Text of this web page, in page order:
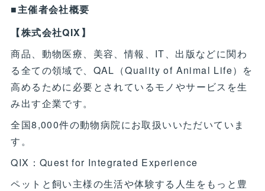
■主催者会社概要
【株式会社QIX】
商品、動物医療、美容、情報、IT、出版などに関わ
る全ての領域で、QAL（Quality of Animal Life）を
高めるために必要とされているモノやサービスを生
み出す企業です。
全国8,000件の動物病院にお取扱いいただいていま
す。
QIX：Quest for Integrated Experience
ペットと飼い主様の生活や体験する人生をもっと豊